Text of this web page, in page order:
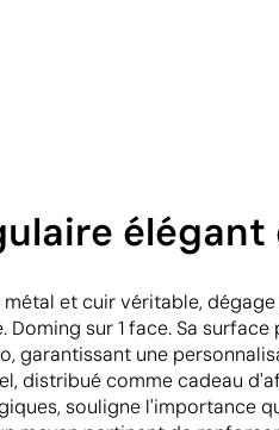
et cuir véritable, dégage
sur 1 face. Sa surface
garantissant une
distribué comme cadeau
souligne l'importance